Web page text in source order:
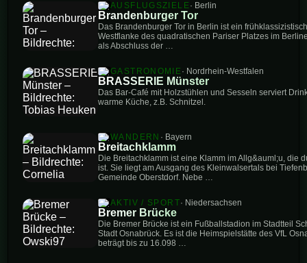
AUSFLUGSZIELE · Berlin
Brandenburger Tor
Das Brandenburger Tor in Berlin ist ein
Westflanke des quadratischen Pariser Platzes im
als Abschluss der …
GASTRONOMIE · Nordrhein-Westfalen
BRASSERIE Münster
Das Bar-Café mit Holzstühlen und Sesseln serviert
warme Küche, z.B. Schnitzel.
WANDERN · Bayern
Breitachklamm
Die Breitachklamm ist eine Klamm im Allg&auml;u, die
ist. Sie liegt am Ausgang des Kleinwalsertals bei
Gemeinde Oberstdorf. Nebe …
AKTIV / SPORT· Niedersachsen
Bremer Brücke
Die Bremer Brücke ist ein Fußballstadion im Stadtteil
Stadt Osnabrück. Es ist die Heimspielstätte des VfL
beträgt bis zu 16.098 …